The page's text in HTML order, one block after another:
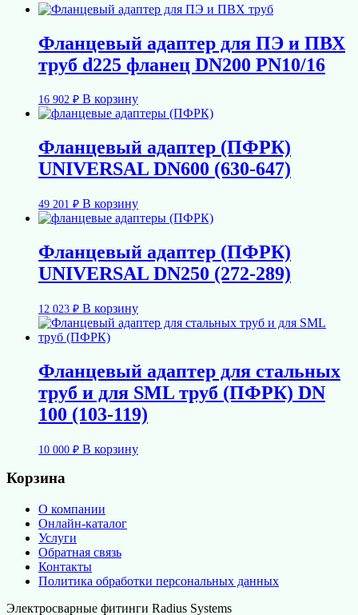
Фланцевый адаптер для ПЭ и ПВХ
труб d225 фланец DN200 PN10/16
16 902 ₽ В корзину
Фланцевый адаптер (ПФРК)
UNIVERSAL DN600 (630-647)
49 201 ₽ В корзину
Фланцевый адаптер (ПФРК)
UNIVERSAL DN250 (272-289)
12 023 ₽ В корзину
Фланцевый адаптер для стальных
труб и для SML труб (ПФРК) DN
100 (103-119)
10 000 ₽ В корзину
Корзина
О компании
Онлайн-каталог
Услуги
Обратная связь
Контакты
Политика обработки персональных данных
Электросварные фитинги Radius Systems